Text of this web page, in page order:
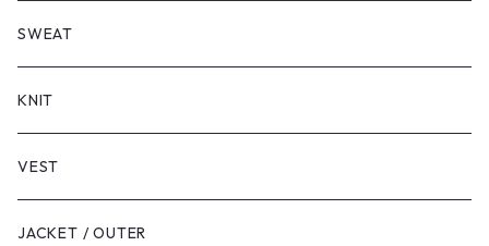
LONG SLEEVE
SHORT SLEEVE
LONG SLEEVE
SWEAT
KNIT
VEST
JACKET / OUTER